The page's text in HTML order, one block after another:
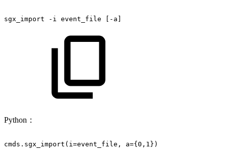
sgx_import -i event_file [-a]
Python：
cmds.sgx_import(i=event_file, a={0,1})